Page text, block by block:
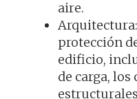
aire.
protección
edificio,
de carga,